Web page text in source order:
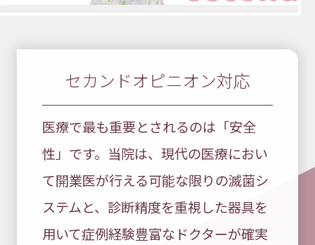
セカンドオピニオン対応
医療で最も重要とされるのは「安全
性」です。当院は、現代の医療におい
て開業医が行える可能な限りの滅菌シ
ステムと、診断精度を重視した器具を
用いて症例経験豊富なドクターが確実